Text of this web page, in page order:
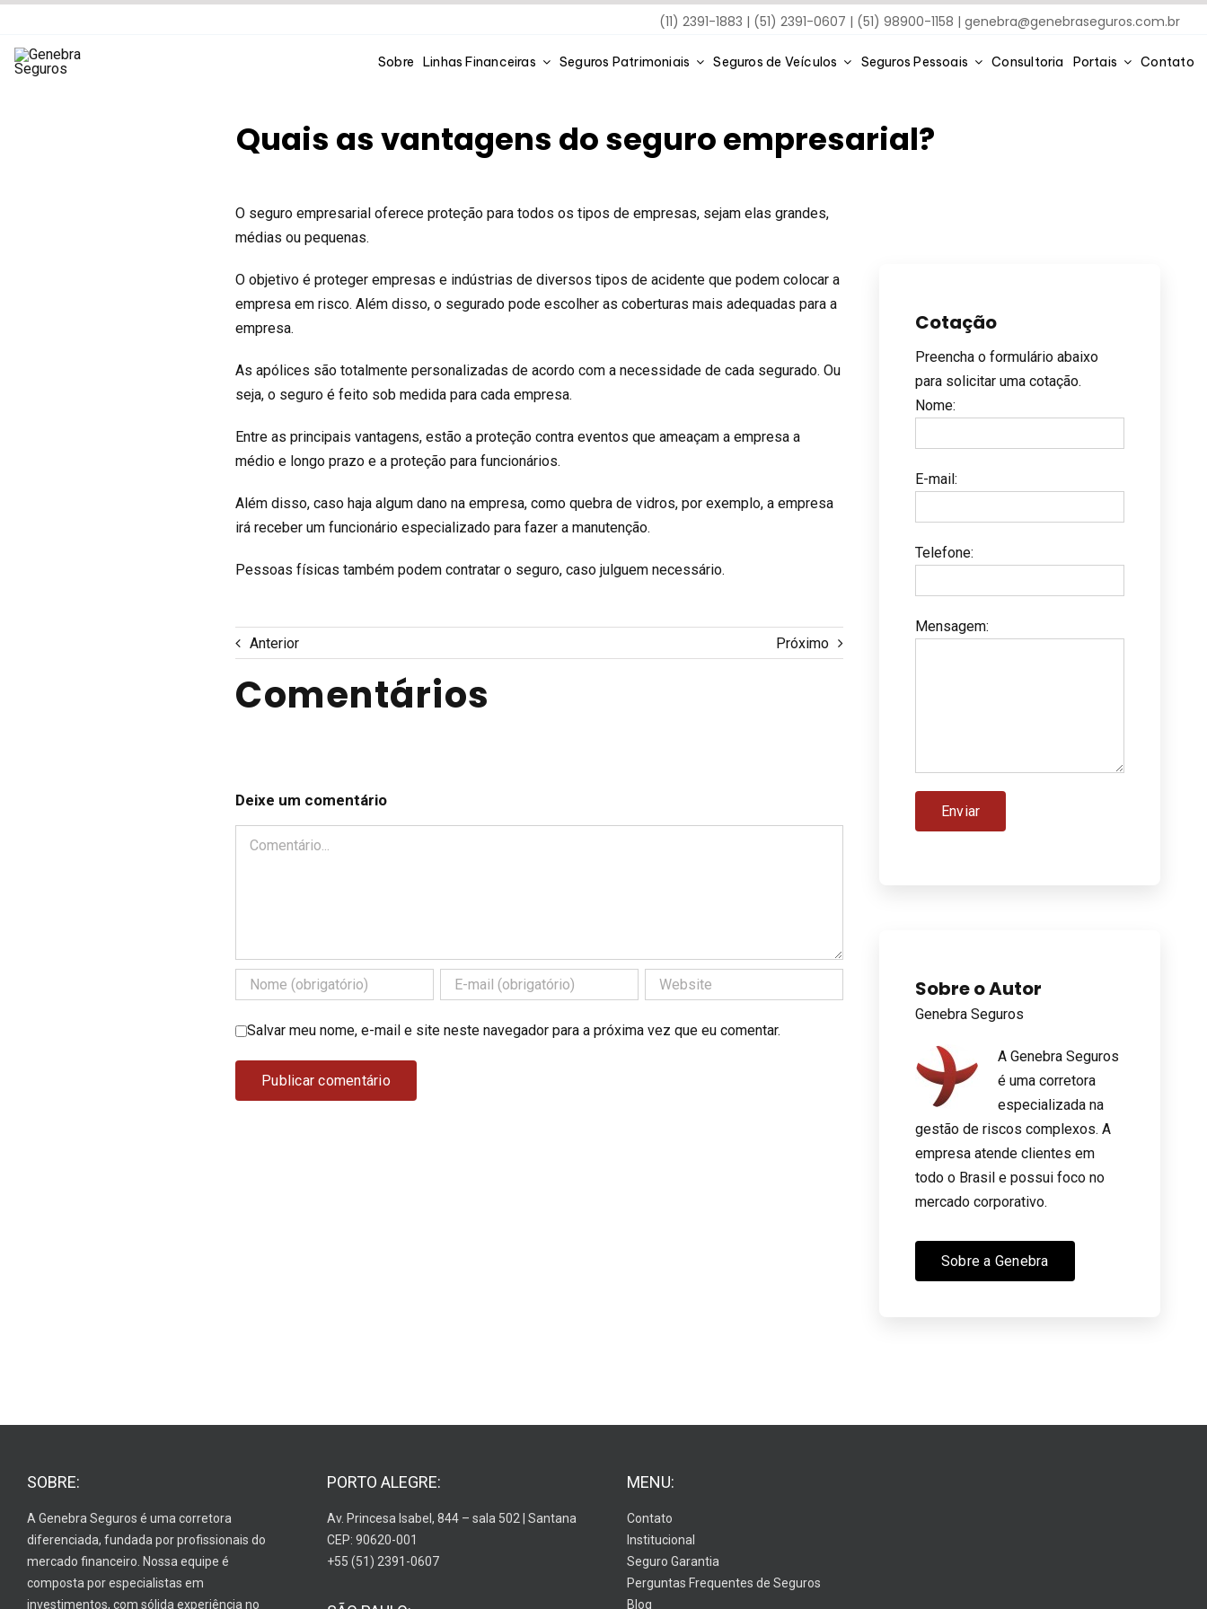
(11) 2391-1883 | (51) 2391-0607 | (51) 98900-1158 |genebra@genebraseguros.com.br
Sobre Linhas Financeiras Seguros Patrimoniais Seguros de Veículos Seguros Pessoais Consultoria Portais Contato
Quais as vantagens do seguro empresarial?
O seguro empresarial oferece proteção para todos os tipos de empresas, sejam elas grandes,
médias ou pequenas.
O objetivo é proteger empresas e indústrias de diversos tipos de acidente que podem colocar a
empresa em risco. Além disso, o segurado pode escolher as coberturas mais adequadas para a
empresa.
As apólices são totalmente personalizadas de acordo com a necessidade de cada segurado. Ou
seja, o seguro é feito sob medida para cada empresa.
Entre as principais vantagens, estão a proteção contra eventos que ameaçam a empresa a
médio e longo prazo e a proteção para funcionários.
Além disso, caso haja algum dano na empresa, como quebra de vidros, por exemplo, a empresa
irá receber um funcionário especializado para fazer a manutenção.
Pessoas físicas também podem contratar o seguro, caso julguem necessário.
Anterior Próximo
Comentários
Deixe um comentário
Comentário
Salvar meu nome, e-mail e site neste navegador para a próxima vez que eu comentar.
Cotação
Preencha o formulário abaixo
para solicitar uma cotação.
Nome:
E-mail:
Telefone:
Mensagem:
Sobre o Autor
Genebra Seguros
A Genebra Seguros
é uma corretora
especializada na
gestão de riscos complexos. A
empresa atende clientes em
todo o Brasil e possui foco no
mercado corporativo.
Sobre a Genebra
SOBRE:
A Genebra Seguros é uma corretora
diferenciada, fundada por profissionais do
mercado financeiro. Nossa equipe é
composta por especialistas em
investimentos, com sólida experiência no
PORTO ALEGRE:
Av. Princesa Isabel, 844 – sala 502 | Santana
CEP: 90620-001
+55 (51) 2391-0607
MENU:
Contato
Institucional
Seguro Garantia
Perguntas Frequentes de Seguros
Blog